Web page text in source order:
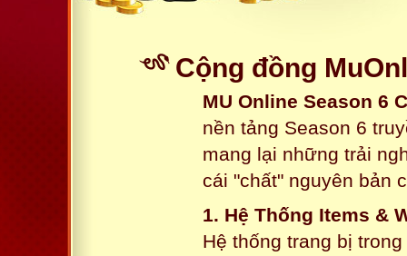
Cộng đồng
MU Online Season 6
nền tảng Season 6
mang lại những trải
cái "chất" nguyên bản
1. Hệ Thống Items &
Hệ thống trang bị